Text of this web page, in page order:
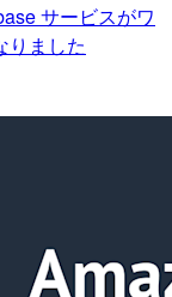
サービスがワ
りました